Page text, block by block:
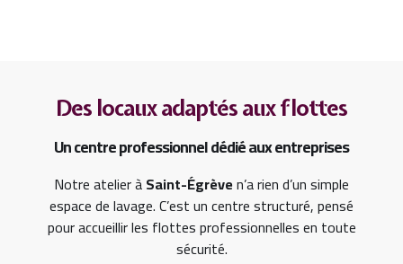
Des locaux adaptés aux flottes
Un centre professionnel dédié aux entreprises
Notre atelier àSaint-Égrèven’a rien d’un simple
espace de lavage. C’est un centre structuré, pensé
pour accueillir les flottes professionnelles en toute
sécurité.